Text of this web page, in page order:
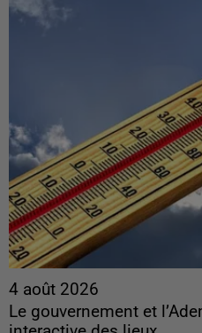
4 août 2026
Le gouvernement et